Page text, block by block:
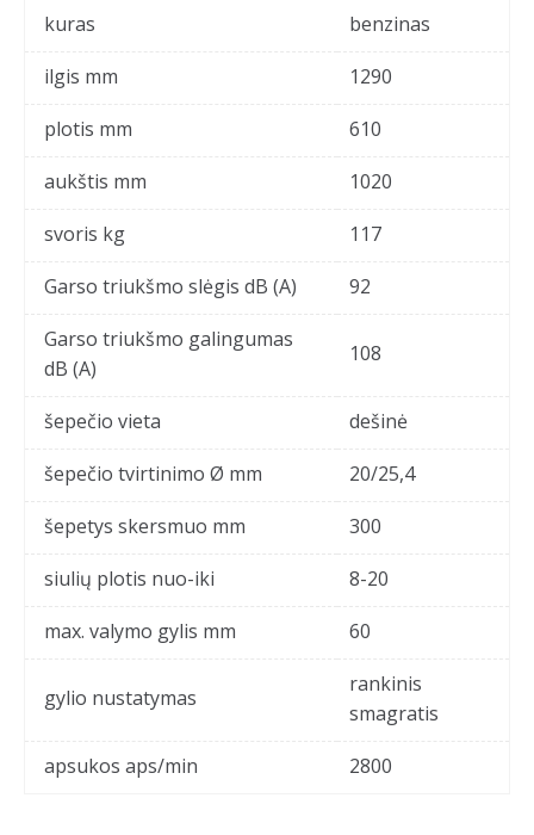
kuras
benzinas
ilgis mm
1290
plotis mm
610
aukštis mm
1020
svoris kg
117
Garso triukšmo slėgis dB (A)
92
Garso triukšmo galingumas
dB (A)
108
šepečio vieta
dešinė
šepečio tvirtinimo Ø mm
20/25,4
šepetys skersmuo mm
300
siulių plotis nuo-iki
8-20
max. valymo gylis mm
60
gylio nustatymas
rankinis
smagratis
apsukos aps/min
2800